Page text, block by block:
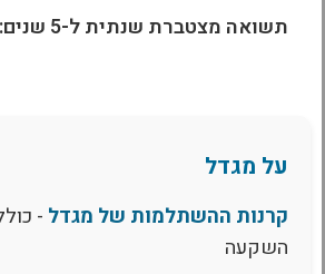
תשואה מצטברת שנתית ל-5 שנים:
על מגדל
קרנות ההשתלמות של מגדל -
השקעה